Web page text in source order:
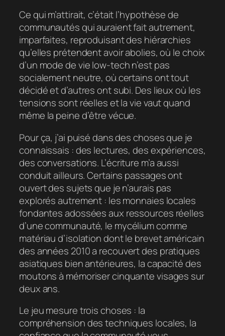
Ce qui m’attirait, c’était l’hypothèse de
communautés qui auraient fait autrement,
imparfaites, reproduisant des hiérarchies
qu’elles prétendent avoir abolies, où le choix
d’un mode de vie low-tech n’est pas
socialement neutre, où certains ont tout
décidé et d’autres ont subi. Des lieux où les
tensions sont réelles et la vie vaut quand
même la peine d’être vécue.
Pour ça, j’ai puisé dans des choses que je
connaissais : des lectures, des expériences,
des conversations. L’écriture m’a aussi
conduit ailleurs. Certains passages ont
ouvert des sujets que je n’aurais pas
explorés autrement : les monnaies locales
fondantes adossées aux ressources réelles
d’une communauté, le mycélium comme
matériau d’isolation dont le brevet américain
des années 2010 a recouvert des pratiques
asiatiques bien antérieures, la capacité des
moutons à mémoriser cinquante visages sur
deux ans.
Le jeu mesure trois choses : la
compréhension des techniques locales, la